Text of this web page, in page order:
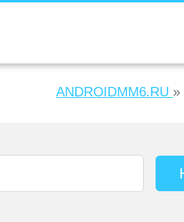
ANDROIDMM6.RU »